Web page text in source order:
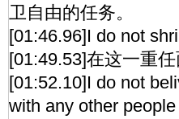
卫自由的任务。
[01:46.96]I do not
[01:49.53]在这一重
[01:52.10]I do not
with any other